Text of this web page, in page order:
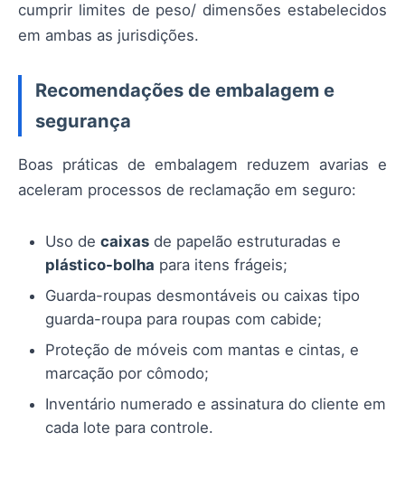
cumprir limites de peso/ dimensões estabelecidos
em ambas as jurisdições.
Recomendações de embalagem e
segurança
Boas práticas de embalagem reduzem avarias e
aceleram processos de reclamação em seguro:
Uso de caixas de papelão estruturadas e
plástico-bolha para itens frágeis;
Guarda-roupas desmontáveis ou caixas tipo
guarda-roupa para roupas com cabide;
Proteção de móveis com mantas e cintas, e
marcação por cômodo;
Inventário numerado e assinatura do cliente em
cada lote para controle.